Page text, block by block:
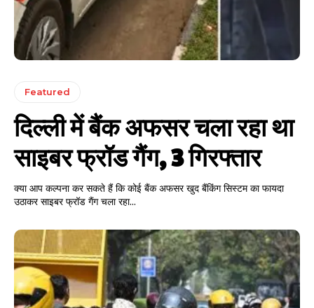
Featured
दिल्ली में बैंक अफसर चला रहा था
साइबर फ्रॉड गैंग, 3 गिरफ्तार
क्या आप कल्पना कर सकते हैं कि कोई बैंक अफसर खुद बैंकिंग सिस्टम का फायदा
उठाकर साइबर फ्रॉड गैंग चला रहा...